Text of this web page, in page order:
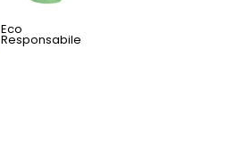
Eco
Responsabile